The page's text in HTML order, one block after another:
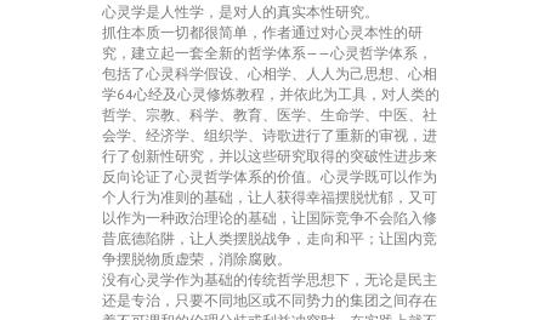
心灵学是人性学，是对人的真实本性研究。
抓住本质一切都很简单，作者通过对心灵本性的研
究，建立起一套全新的哲学体系——心灵哲学体系，
包括了心灵科学假设、心相学、人人为己思想、心相
学64心经及心灵修炼教程，并依此为工具，对人类的
哲学、宗教、科学、教育、医学、生命学、中医、社
会学、经济学、组织学、诗歌进行了重新的审视，进
行了创新性研究，并以这些研究取得的突破性进步来
反向论证了心灵哲学体系的价值。心灵学既可以作为
个人行为准则的基础，让人获得幸福摆脱忧郁，又可
以作为一种政治理论的基础，让国际竞争不会陷入修
昔底德陷阱，让人类摆脱战争，走向和平；让国内竞
争摆脱物质虚荣，消除腐败。
没有心灵学作为基础的传统哲学思想下，无论是民主
还是专治，只要不同地区或不同势力的集团之间存在